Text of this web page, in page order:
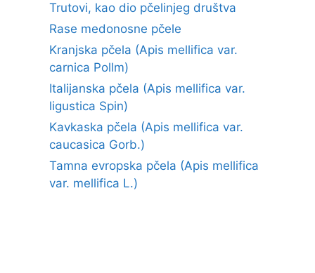
Trutovi, kao dio pčelinjeg društva
Rase medonosne pčele
Kranjska pčela (Apis mellifica var.
carnica Pollm)
Italijanska pčela (Apis mellifica var.
ligustica Spin)
Kavkaska pčela (Apis mellifica var.
caucasica Gorb.)
Tamna evropska pčela (Apis mellifica
var. mellifica L.)